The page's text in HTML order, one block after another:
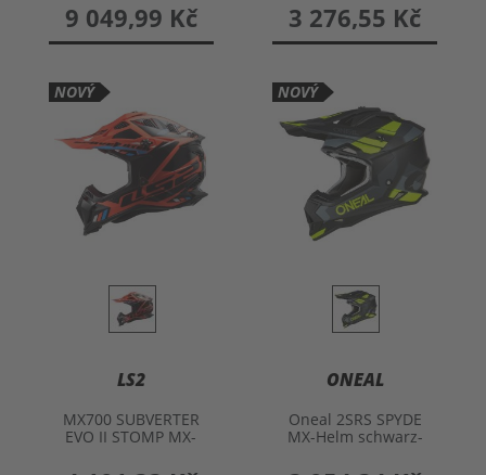
9 049,99 Kč 3 276,55 Kč
NOVÝ
LS2
MX700 SUBVERTER
EVO II STOMP MX-
NOVÝ
ONEAL
Oneal 2SRS SPYDE
MX-Helm schwarz-